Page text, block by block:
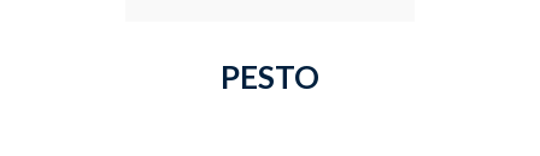
PESTO